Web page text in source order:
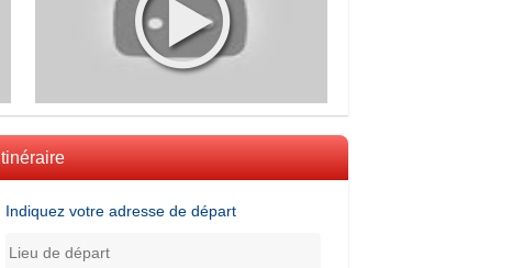
Itinéraire
Indiquez votre adresse de départ